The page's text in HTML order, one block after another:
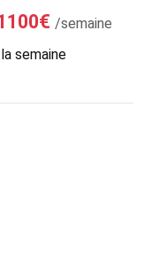
/semaine
semaine